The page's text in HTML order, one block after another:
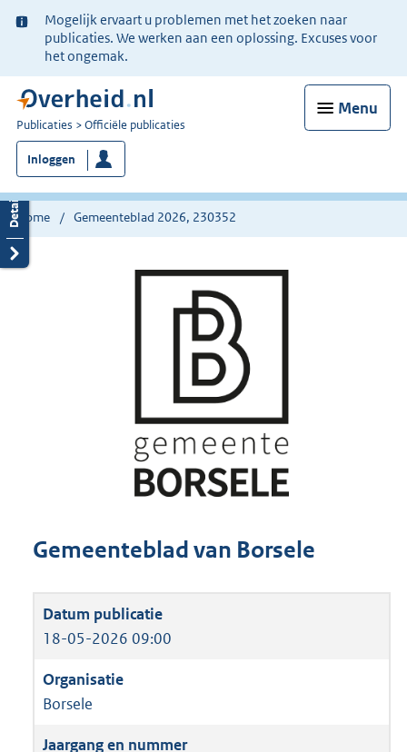
Ter
informatie:
Mogelijk ervaart u problemen met het zoeken naar
publicaties. We werken aan een oplossing. Excuses voor
het ongemak.
Menu
U
bent
nu
hier:
Publicaties Officiële publicaties
Inloggen
Home Gemeenteblad 2026, 230352
Gemeenteblad van Borsele
18-05-2026 09:00
Borsele